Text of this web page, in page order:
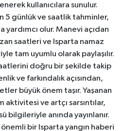
kullanıcılara sunulur.
5 günlük ve saatlik tahminler,
yardımcı olur. Manevi açıdan
saatleri ve Isparta namaz
tam uyumlu olarak paylaşılır.
doğru bir şekilde takip
ve farkındalık açısından,
büyük önem taşır. Yaşanan
aktivitesi ve artçı sarsıntılar,
bilgileriyle anında yayınlanır.
bir Isparta yangın haberi